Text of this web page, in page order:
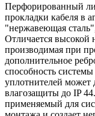
Перфорированный
прокладки кабеля в
"нержавеющая
Отличается высокой
производимая при
дополнительное
способность
уплотнителей может
влагозащиты до IP
применяемый для